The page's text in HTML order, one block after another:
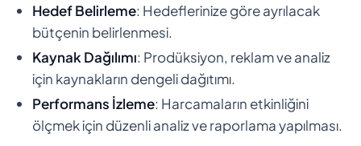
Hedef Belirleme: Hedeflerinize göre ayrılacak
bütçenin belirlenmesi.
Kaynak Dağılımı: Prodüksiyon, reklam ve analiz
için kaynakların dengeli dağıtımı.
Performans İzleme: Harcamaların etkinliğini
ölçmek için düzenli analiz ve raporlama yapılması.